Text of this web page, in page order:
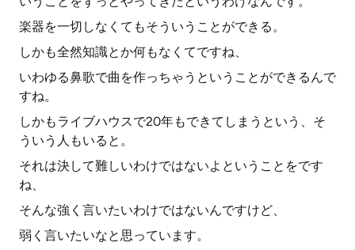
楽器を一切しなくてもそういうことができる。
しかも全然知識とか何もなくてですね、
いわゆる鼻歌で曲を作っちゃうということができるんで
すね。
しかもライブハウスで20年もできてしまうという、そ
ういう人もいると。
それは決して難しいわけではないよということをです
ね、
そんな強く言いたいわけではないんですけど、
弱く言いたいなと思っています。